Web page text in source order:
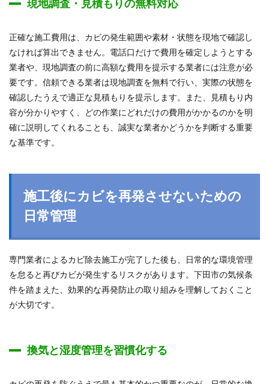
現地調査・見積もりの無料対応
正確な施工費用は、カビの発生範囲や素材・状態を現地で確認し
なければ算出できません。電話口だけで費用を確定しようとする
業者や、現地調査の前に高額な費用を提示する業者には注意が必
要です。信頼できる業者は現地調査を無料で行い、実際の状態を
確認したうえで適正な見積もりを提示します。また、見積もり内
容が分かりやすく、どの作業にどれだけの費用がかかるのかを明
確に説明してくれることも、誠実な業者かどうかを判断する重要
な基準です。
施工後にカビを再発させないための
日常管理
専門業者によるカビ除去施工が完了した後も、日常的な環境管理
を怠ると再びカビが発生するリスクがあります。下田市の気候条
件を踏まえた、効果的な再発防止の取り組みを理解しておくこと
が大切です。
換気と湿度管理を習慣化する